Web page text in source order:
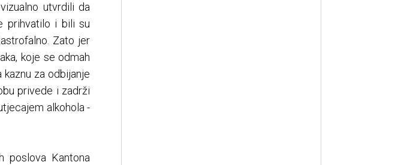
utvrdili da
prihvatilo i bili su
Zato jer
koje se odmah
za odbijanje
privede i zadrži
alkohola -
poslova Kantona